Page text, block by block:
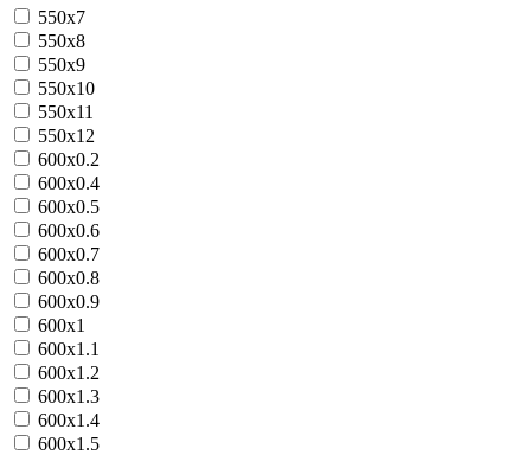
550х7
550х8
550х9
550х10
550х11
550х12
600х0.2
600х0.4
600х0.5
600х0.6
600х0.7
600х0.8
600х0.9
600х1
600х1.1
600х1.2
600х1.3
600х1.4
600х1.5